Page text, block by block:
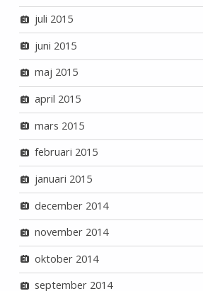
juli 2015
juni 2015
maj 2015
april 2015
mars 2015
februari 2015
januari 2015
december 2014
november 2014
oktober 2014
september 2014